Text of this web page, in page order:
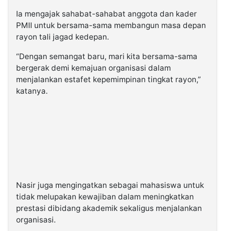
Ia mengajak sahabat-sahabat anggota dan kader
PMII untuk bersama-sama membangun masa depan
rayon tali jagad kedepan.
“Dengan semangat baru, mari kita bersama-sama
bergerak demi kemajuan organisasi dalam
menjalankan estafet kepemimpinan tingkat rayon,”
katanya.
Nasir juga mengingatkan sebagai mahasiswa untuk
tidak melupakan kewajiban dalam meningkatkan
prestasi dibidang akademik sekaligus menjalankan
organisasi.